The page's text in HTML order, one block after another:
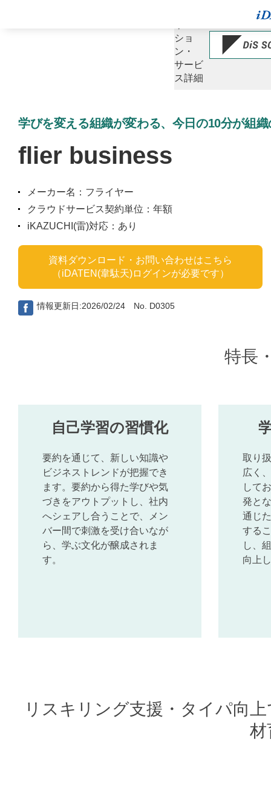
ショ
ン・
サービ
ス詳細
学びを変える組織が変わる、今日の10分が組
flier business
メーカー名：フライヤー
クラウドサービス契約単位：年額
iKAZUCHI(雷)対応：あり
資料ダウンロード・お問い合わせはこちら
（iDATEN(韋駄天)ログインが必要です）
情報更新日:2026/02/24 No. D0305
特長
自己学習の習慣化
要約を通じて、新しい知識や
ビジネストレンドが把握でき
ます。要約から得た学びや気
づきをアウトプットし、社内
へシェアし合うことで、メン
バー間で刺激を受け合いなが
ら、学ぶ文化が醸成されま
す。
取り
広く
して
発と
通じ
する
し、
向上
リスキリング支援・タイパ向
材